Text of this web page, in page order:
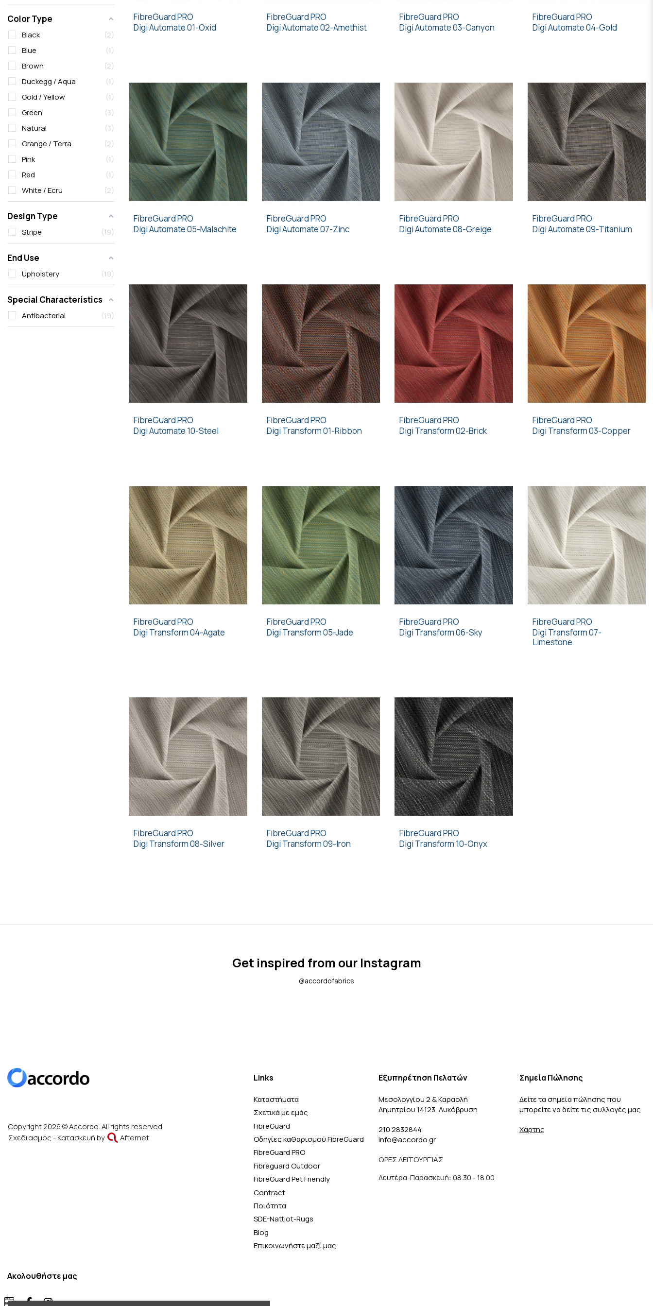
FibreGuard PRO
Digi Automate 01-Oxid
FibreGuard PRO
Digi Automate 02-Amethist
FibreGuard PRO
Digi Automate 03-Canyon
FibreGuard PRO
Digi Automate 04-Gold
FibreGuard PRO
Digi Automate 05-Malachite
FibreGuard PRO
Digi Automate 07-Zinc
FibreGuard PRO
Digi Automate 08-Greige
FibreGuard PRO
Digi Automate 09-Titanium
FibreGuard PRO
Digi Automate 10-Steel
FibreGuard PRO
Digi Transform 01-Ribbon
FibreGuard PRO
Digi Transform 02-Brick
FibreGuard PRO
Digi Transform 03-Copper
FibreGuard PRO
Digi Transform 04-Agate
FibreGuard PRO
Digi Transform 05-Jade
FibreGuard PRO
Digi Transform 06-Sky
FibreGuard PRO
Digi Transform 07-
Limestone
FibreGuard PRO
Digi Transform 08-Silver
FibreGuard PRO
Digi Transform 09-Iron
FibreGuard PRO
Digi Transform 10-Onyx
Color Type
Black
2
Blue
1
Brown
2
Duckegg / Aqua
1
Gold / Yellow
1
Green
3
Natural
3
Orange / Terra
2
Pink
1
Red
1
White / Ecru
2
Design Type
Stripe 19
End Use
Upholstery 19
Special Characteristics
Antibacterial 19
Get inspired from our Instagram
@accordofabrics
Copyright 2026 © Accordo. All rights reserved
Σχεδιασμός - Κατασκευή by
Afternet
Links
Καταστήματα
Σχετικά με εμάς
FibreGuard
Οδηγίες καθαρισμού FibreGuard
FibreGuard PRO
Fibreguard Outdoor
FibreGuard Pet Friendly
Contract
Ποιότητα
SDE-Nattiot-Rugs
Blog
Επικοινωνήστε μαζί μας
Εξυπηρέτηση Πελατών
Μεσολογγίου 2 & Καραολή
Δημητρίου 14123, Λυκόβρυση
210 2832844
info@accordo.gr
ΩΡΕΣ ΛΕΙΤΟΥΡΓΊΑΣ
Δευτέρα-Παρασκευή: 08.30 - 18.00
Σημεία Πώλησης
Δείτε τα σημεία πώλησης που
μπορείτε να δείτε τις συλλογές μας
Χάρτης
Ακολουθήστε μας